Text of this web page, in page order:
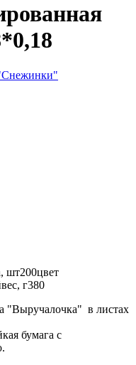
шт200цвет
вес, г380
"Выручалочка" в листах
бумага с